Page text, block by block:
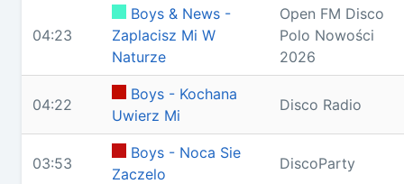
04:23
Boys & News -
Zaplacisz Mi W
Naturze
Open FM Disco
Polo Nowości
2026
04:22
Boys - Kochana
Uwierz Mi
Disco Radio
03:53
Boys - Noca Sie
Zaczelo
DiscoParty